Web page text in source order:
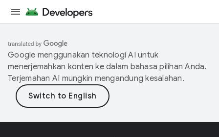
Google menggunakan teknologi AI untuk
menerjemahkan konten ke dalam bahasa pilihan Anda.
Terjemahan AI mungkin mengandung kesalahan.